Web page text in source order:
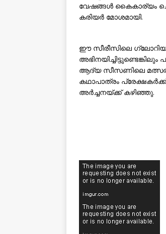
വേഷങ്ങൾ കൈകാര്യം
കരിയർ മോശമായി.
ഈ സീരീസിലെ
ആദ്യ സീസണിലെ
കഥാപാത്രം
അർച്ചനയ്ക്ക് കഴിഞ്ഞു.